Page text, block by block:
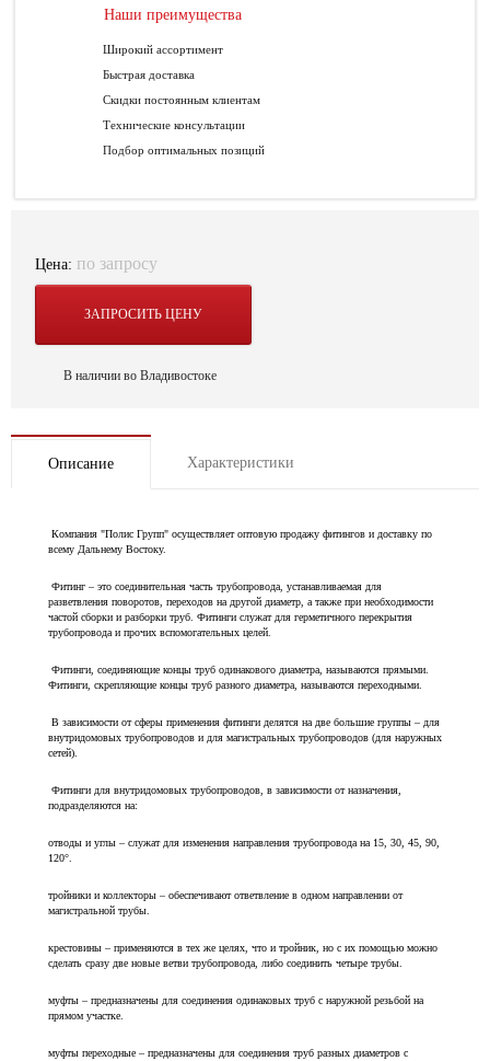
Наши преимущества
Широкий ассортимент
Быстрая доставка
Скидки постоянным клиентам
Технические консультации
Подбор оптимальных позиций
Цена: по запросу
ЗАПРОСИТЬ ЦЕНУ
В наличии во Владивостоке
Описание Характеристики
Компания "Полис Групп" осуществляет оптовую продажу фитингов и доставку по
всему Дальнему Востоку.
Фитинг – это соединительная часть трубопровода, устанавливаемая для
разветвления поворотов, переходов на другой диаметр, а также при необходимости
частой сборки и разборки труб. Фитинги служат для герметичного перекрытия
трубопровода и прочих вспомогательных целей.
Фитинги, соединяющие концы труб одинакового диаметра, называются прямыми.
Фитинги, скрепляющие концы труб разного диаметра, называются переходными.
В зависимости от сферы применения фитинги делятся на две большие группы – для
внутридомовых трубопроводов и для магистральных трубопроводов (для наружных
сетей).
Фитинги для внутридомовых трубопроводов, в зависимости от назначения,
подразделяются на:
отводы и углы – служат для изменения направления трубопровода на 15, 30, 45, 90,
120°.
тройники и коллекторы – обеспечивают ответвление в одном направлении от
магистральной трубы.
крестовины – применяются в тех же целях, что и тройник, но с их помощью можно
сделать сразу две новые ветви трубопровода, либо соединить четыре трубы.
муфты – предназначены для соединения одинаковых труб с наружной резьбой на
прямом участке.
муфты переходные – предназначены для соединения труб разных диаметров с